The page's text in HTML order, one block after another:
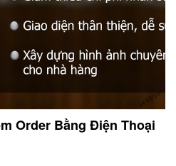
Order Bằng Điện Thoại